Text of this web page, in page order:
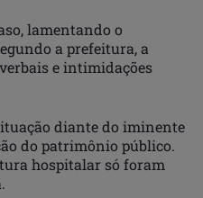
lamentando o
a prefeitura, a
e intimidações
diante do iminente
do patrimônio público.
hospitalar só foram